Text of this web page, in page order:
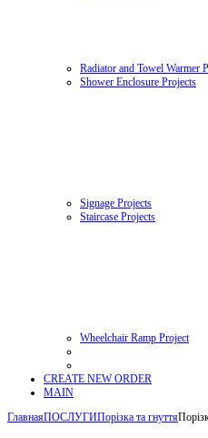
Radiator and Towel Warmer
Shower Enclosure Projects
Signage Projects
Staircase Projects
Wheelchair Ramp Project
CREATE NEW ORDER
MAIN
ГлавнаяПОСЛУГИПорізка та гнуття